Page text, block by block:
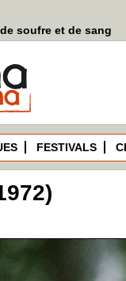
soufre et de sang
FESTIVALS